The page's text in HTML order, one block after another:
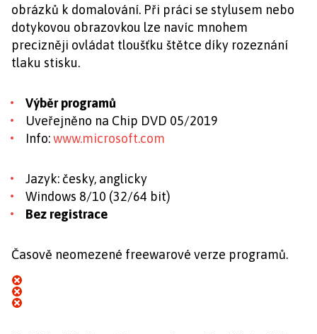
obrázků k domalování. Při práci se stylusem nebo
dotykovou obrazovkou lze navíc mnohem
precizněji ovládat tloušťku štětce díky rozeznání
tlaku stisku.
Výběr programů
Uveřejněno na Chip DVD 05/2019
Info:www.microsoft.com
Jazyk: česky, anglicky
Windows 8/10 (32/64 bit)
Bez registrace
Časově neomezené freewarové verze programů.